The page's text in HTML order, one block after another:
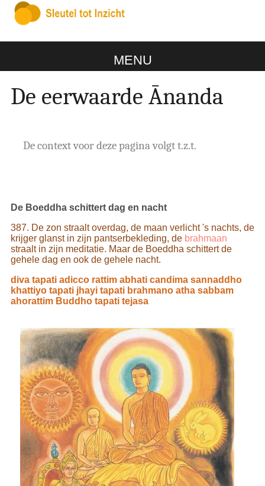
MENU
De eerwaarde Ānanda
De context voor deze pagina volgt t.z.t.
De Boeddha schittert dag en nacht
387. De zon straalt overdag, de maan verlicht 's nachts, de
krijger glanst in zijn pantserbekleding, de brahmaan
straalt in zijn meditatie. Maar de Boeddha schittert de
gehele dag en ook de gehele nacht.
diva tapati adicco rattim abhati candima sannaddho
khattiyo tapati jhayi tapati brahmano atha sabbam
ahorattim Buddho tapati tejasa